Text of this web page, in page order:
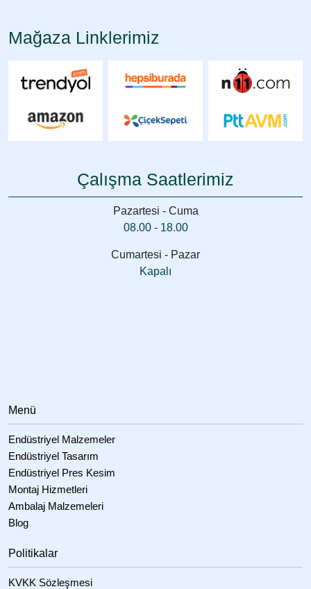
Mağaza Linklerimiz
Çalışma Saatlerimiz
Pazartesi - Cuma
08.00 - 18.00
Cumartesi - Pazar
Kapalı
Menü
Endüstriyel Malzemeler
Endüstriyel Tasarım
Endüstriyel Pres Kesim
Montaj Hizmetleri
Ambalaj Malzemeleri
Blog
Politikalar
KVKK Sözleşmesi